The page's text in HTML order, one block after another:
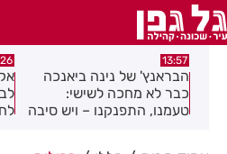
13:57
הבראנץ' של נינה ביאנכה
כבר לא מחכה לשישי:
טעמנו, התפנקנו – ויש סיבה